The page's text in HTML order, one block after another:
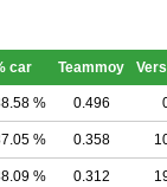
car Teammoy
% 0.496
% 0.358
% 0.312